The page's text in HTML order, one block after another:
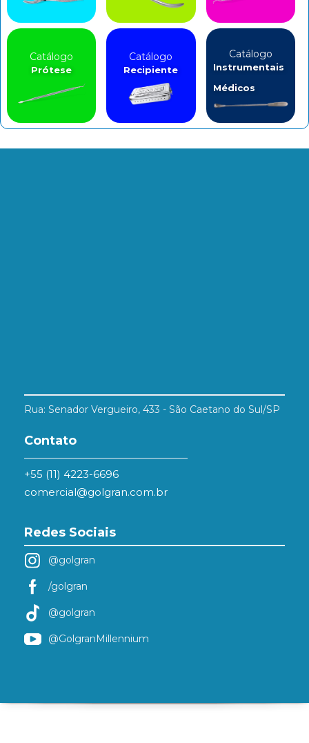
Catálogo
Prótese
Catálogo
Recipiente
Catálogo
Instrumentais
Médicos
Rua: Senador Vergueiro, 433 - São Caetano do Sul/SP
Contato
+55 (11) 4223-6696
comercial@golgran.com.br
Redes Sociais
@golgran
/golgran
@golgran
@GolgranMillennium